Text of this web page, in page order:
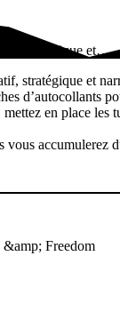
stratégique et…
stratégique
d’autocollants
en place
&amp; Freedom